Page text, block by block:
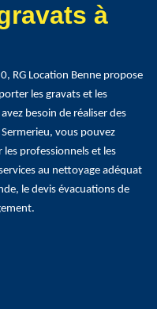
à
RG Location Benne propose
les gravats et les
besoin de réaliser des
vous pouvez
professionnels et les
au nettoyage adéquat
le devis évacuations de